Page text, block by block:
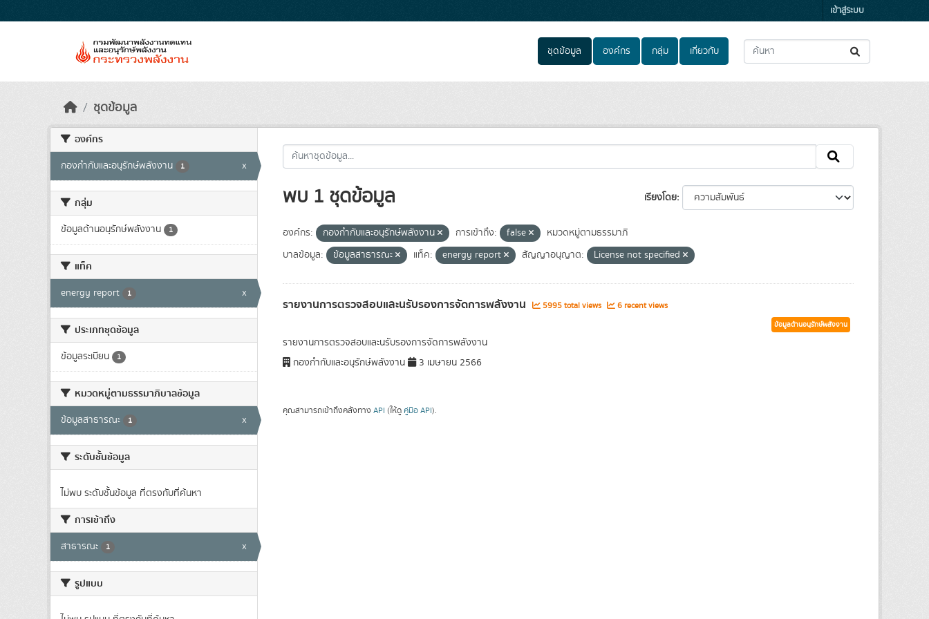
เข้าสู่ระบบ
ชุดข้อมูล องค์กร กลุ่ม เกี่ยวกับ
ชุดข้อมูล
องค์กร
กองกำกับและอนุรักษ์พลังงาน 1 x
กลุ่ม
ข้อมูลด้านอนุรักษ์พลังงาน 1
แท็ค
energy report 1 x
ประเภทชุดข้อมูล
ข้อมูลระเบียน 1
หมวดหมู่ตามธรรมาภิบาลข้อมูล
ข้อมูลสาธารณะ 1 x
ระดับชั้นข้อมูล
ไม่พบ ระดับชั้นข้อมูล ที่ตรงกับที่ค้นหา
การเข้าถึง
สาธารณะ 1 x
รูปแบบ
เรียงโดย
พบ 1 ชุดข้อมูล
องค์กร: กองกำกับและอนุรักษ์พลังงาน การเข้าถึง: false
หมวดหมู่ตามธรรมาภิ
บาลข้อมูล:
ข้อมูลสาธารณะ แท็ค: energy report สัญญาอนุญาต: License not specified
รายงานการตรวจสอบและนรับรองการจัดการพลังงาน 5995 total views 6 recent views
ข้อมูลด้านอนุรักษ์พลังงาน
รายงานการตรวจสอบและนรับรองการจัดการพลังงาน
กองกำกับและอนุรักษ์พลังงาน
3 เมษายน 2566
คุณสามารถเข้าถึงคลังทาง API (ให้ดู คู่มือ API).